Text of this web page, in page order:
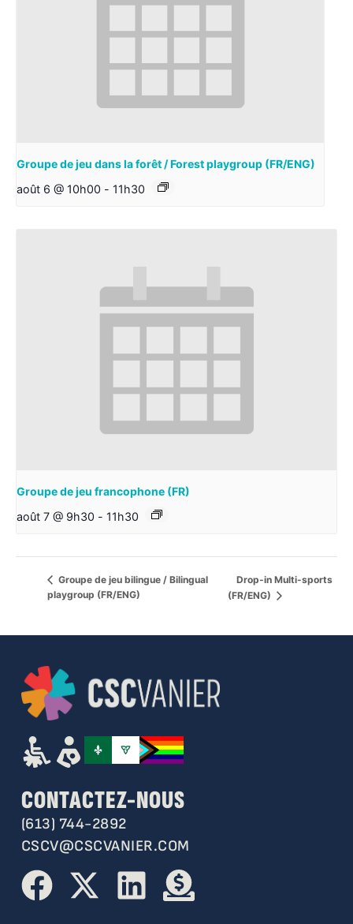
Groupe de jeu dans la forêt / Forest playgroup (FR/ENG)
août 6 @ 10h00 - 11h30
Groupe de jeu francophone (FR)
août 7 @ 9h30 - 11h30
Groupe de jeu bilingue / Bilingual
playgroup (FR/ENG)
Drop-in Multi-sports
(FR/ENG)
CONTACTEZ-NOUS
(613) 744-2892
CSCV@CSCVANIER.COM